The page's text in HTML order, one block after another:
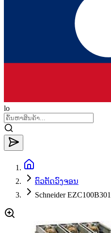
lo
ຕົວຕັດວົງຈອນ
Schneider